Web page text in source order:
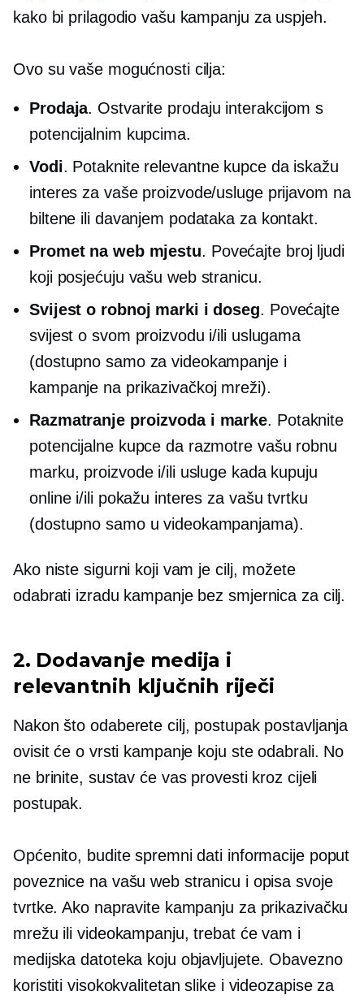
kako bi prilagodio vašu kampanju za uspjeh.
Ovo su vaše mogućnosti cilja:
Prodaja. Ostvarite prodaju interakcijom s
potencijalnim kupcima.
Vodi. Potaknite relevantne kupce da iskažu
interes za vaše proizvode/usluge prijavom na
biltene ili davanjem podataka za kontakt.
Promet na web mjestu. Povećajte broj ljudi
koji posjećuju vašu web stranicu.
Svijest o robnoj marki i doseg. Povećajte
svijest o svom proizvodu i/ili uslugama
(dostupno samo za videokampanje i
kampanje na prikazivačkoj mreži).
Razmatranje proizvoda i marke. Potaknite
potencijalne kupce da razmotre vašu robnu
marku, proizvode i/ili usluge kada kupuju
online i/ili pokažu interes za vašu tvrtku
(dostupno samo u videokampanjama).
Ako niste sigurni koji vam je cilj, možete
odabrati izradu kampanje bez smjernica za cilj.
2. Dodavanje medija i
relevantnih ključnih riječi
Nakon što odaberete cilj, postupak postavljanja
ovisit će o vrsti kampanje koju ste odabrali. No
ne brinite, sustav će vas provesti kroz cijeli
postupak.
Općenito, budite spremni dati informacije poput
poveznice na vašu web stranicu i opisa svoje
tvrtke. Ako napravite kampanju za prikazivačku
mrežu ili videokampanju, trebat će vam i
medijska datoteka koju objavljujete. Obavezno
koristitivisokokvalitetan slike i videozapise za